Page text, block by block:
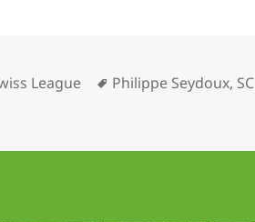
League Schlagwörter
Philippe Seydoux, SC